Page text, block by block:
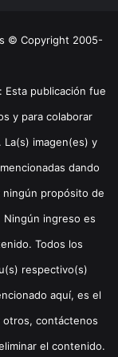
© Copyright 2005-
Esta publicación fue
y para colaborar
imagen(es) y
dando
propósito de
Ningún ingreso es
Todos los
respectivo(s)
aquí, es el
contáctenos
el contenido.